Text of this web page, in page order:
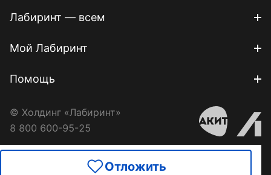
Отложить
Лабиринт — всем
Мой Лабиринт
Помощь
© Холдинг «Лабиринт»
8 800 600-95-25